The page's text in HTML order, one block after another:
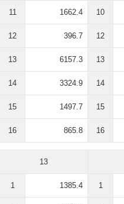
11 1662.4
12 396.7
13 6157.3
14 3324.9
15 1497.7
16 865.8
10
12
13
14
15
16
13
1 1385.4 1